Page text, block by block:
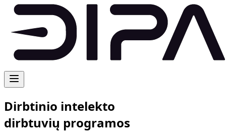
Dirbtinio intelekto
dirbtuvių programos